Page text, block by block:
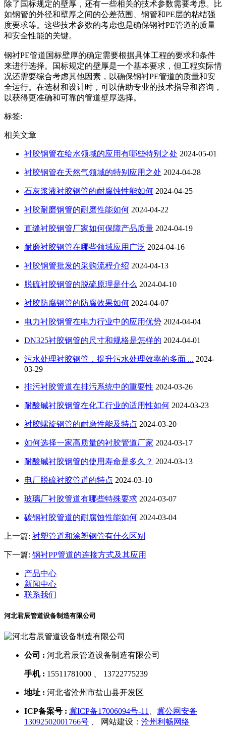
除了国标规定的壁厚，还有一些相关的技术参数需要考虑。比
如钢管的外径和壁厚之间的公差范围、钢管和PE层的粘结强
度要求等。这些技术参数的考虑也是确保钢衬PE管道的质量
和安全性能的关键。
钢衬PE管道国标壁厚的确定需要根据具体工程的要求和条件
来进行选择。国标规定的壁厚是一个基本要求，但工程实际情
况还需要综合考虑其他因素，以确保钢衬PE管道的质量和安
全运行。在选材和设计时，可以借助专业的技术指导和咨询，
以获得更准确和可靠的管道壁厚选择。
标签:
相关文章
衬胶钢管在给水领域的应用有哪些特别之处 2024-05-01
衬胶钢管在天然气领域的特别应用之处 2024-04-28
石灰浆液衬胶钢管的耐腐蚀性能如何 2024-04-25
衬胶耐磨钢管的耐磨性能如何 2024-04-22
直缝衬胶钢管厂家如何保障产品质量 2024-04-19
耐磨衬胶钢管在哪些领域应用广泛 2024-04-16
衬胶钢管批发的采购流程介绍 2024-04-13
脱硫衬胶钢管的脱硫原理是什么 2024-04-10
衬胶防腐钢管的防腐效果如何 2024-04-07
电力衬胶钢管在电力行业中的应用优势 2024-04-04
DN325衬胶钢管的尺寸和规格是怎样的 2024-04-01
污水处理衬胶钢管，提升污水处理效率的多面 ... 2024-
03-29
排污衬胶管道在排污系统中的重要性 2024-03-26
耐酸碱衬胶钢管在化工行业的适用性如何 2024-03-23
衬胶螺旋钢管的耐磨性能及特点 2024-03-20
如何选择一家高质量的衬胶管道厂家 2024-03-17
耐酸碱衬胶钢管的使用寿命是多久？ 2024-03-13
电厂脱硫衬胶管道的特点 2024-03-10
玻璃厂衬胶管道有哪些特殊要求 2024-03-07
碳钢衬胶管道的耐腐蚀性能如何 2024-03-04
上一篇: 衬塑管道和涂塑钢管有什么区别
下一篇: 钢衬PP管道的连接方式及其应用
产品中心
新闻中心
联系我们
河北君辰管道设备制造有限公司
公司 : 河北君辰管道设备制造有限公司
手机 : 15511781000 、 13722775239
地址 : 河北省沧州市盐山县开发区
ICP备案号 : 冀ICP备17006094号-11
冀公网安备
13092502001766号 、 网站建设： 沧州利畅网络